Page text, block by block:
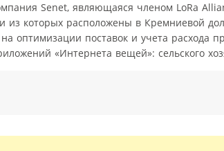
Senet, являющаяся членом LoRa
из которых расположены в Кремниевой
оптимизации поставок и учета расхода
«Интернета вещей»: сельского